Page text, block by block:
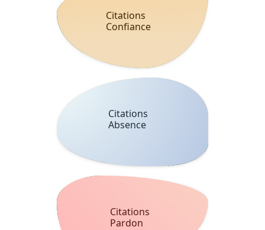
Citations
Confiance
Citations
Absence
Citations
Pardon